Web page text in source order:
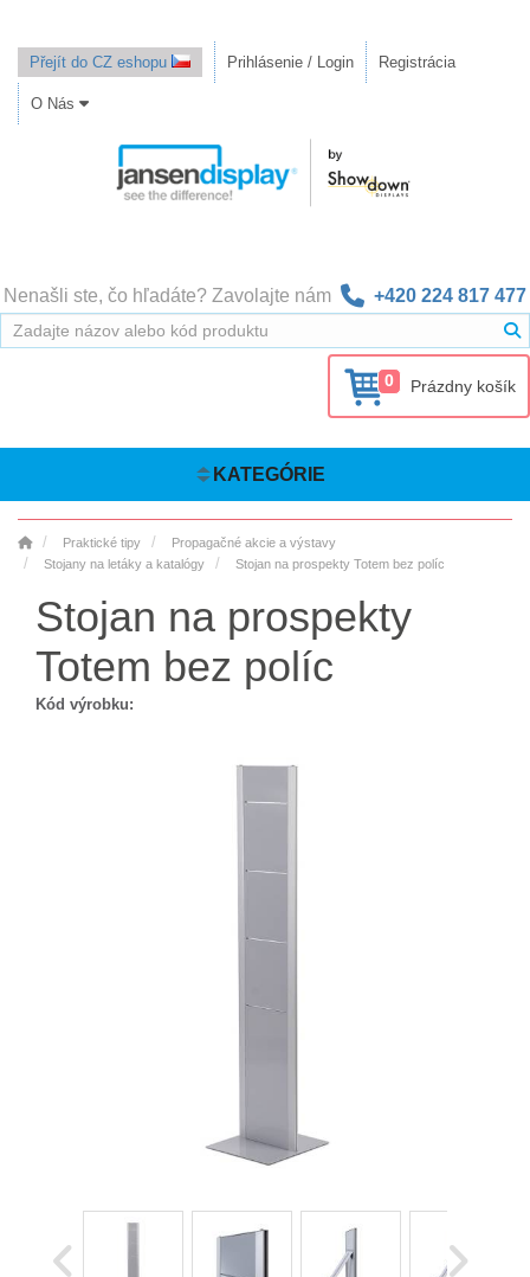
Přejít do CZ eshopu Prihlásenie / Login Registrácia
O Nás
Nenašli ste, čo hľadáte? Zavolajte nám +420 224 817 477
0 Prázdny košík
KATEGÓRIE
Praktické tipy
Propagačné akcie a výstavy
Stojany na letáky a katalógy
Stojan na prospekty Totem bez políc
Stojan na prospekty
Totem bez políc
Kód výrobku: